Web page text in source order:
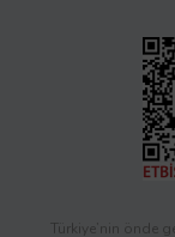
Türkiye’nin önde